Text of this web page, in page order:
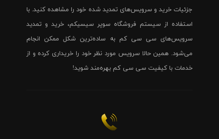
جزئیات خرید و سرویس‌های تمدید شده خود را مشاهده کنید. با
استفاده از سیستم فروشگاه سوپر سیسیکم، خرید و تمدید
سرویس‌های سی سی کم به ساده‌ترین شکل ممکن انجام
می‌شود. همین حالا سرویس مورد نظر خود را خریداری کرده و از
خدمات با کیفیت سی سی کم بهره‌مند شوید!